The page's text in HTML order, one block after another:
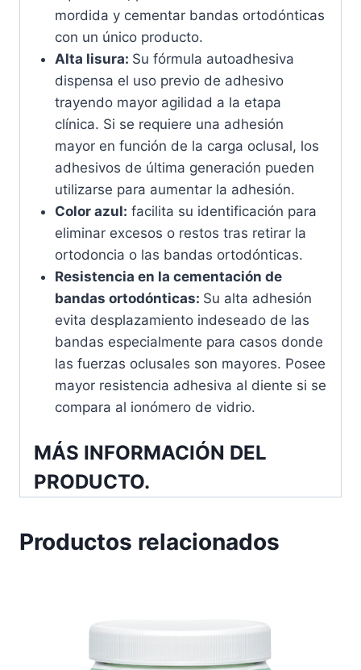
mordida y cementar bandas ortodónticas
con un único producto.
Alta lisura: Su fórmula autoadhesiva
dispensa el uso previo de adhesivo
trayendo mayor agilidad a la etapa
clínica. Si se requiere una adhesión
mayor en función de la carga oclusal, los
adhesivos de última generación pueden
utilizarse para aumentar la adhesión.
Color azul: facilita su identificación para
eliminar excesos o restos tras retirar la
ortodoncia o las bandas ortodónticas.
Resistencia en la cementación de
bandas ortodónticas: Su alta adhesión
evita desplazamiento indeseado de las
bandas especialmente para casos donde
las fuerzas oclusales son mayores. Posee
mayor resistencia adhesiva al diente si se
compara al ionómero de vidrio.
MÁS INFORMACIÓN DEL
PRODUCTO.
Productos relacionados